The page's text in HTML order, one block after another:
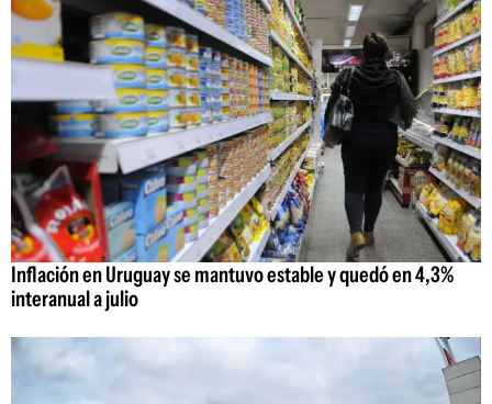
Inflación en Uruguay se mantuvo estable y quedó en 4,3%
interanual a julio